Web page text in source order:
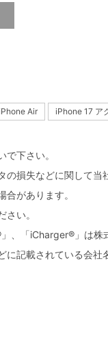
Air iPhone 17 ア
下さい。
損失などに関して当
があります。
い。
、「iCharger®」は株
記載されている会社